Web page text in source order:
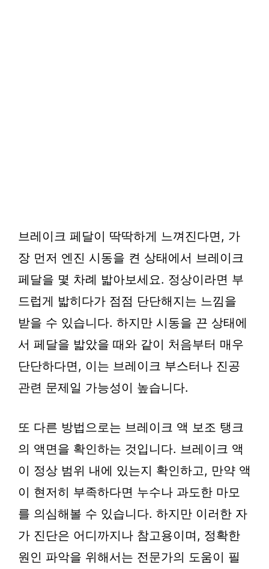
브레이크 페달이 딱딱하게 느껴진다면, 가
장 먼저 엔진 시동을 켠 상태에서 브레이크
페달을 몇 차례 밟아보세요. 정상이라면 부
드럽게 밟히다가 점점 단단해지는 느낌을
받을 수 있습니다. 하지만 시동을 끈 상태에
서 페달을 밟았을 때와 같이 처음부터 매우
단단하다면, 이는 브레이크 부스터나 진공
관련 문제일 가능성이 높습니다.
또 다른 방법으로는 브레이크 액 보조 탱크
의 액면을 확인하는 것입니다. 브레이크 액
이 정상 범위 내에 있는지 확인하고, 만약 액
이 현저히 부족하다면 누수나 과도한 마모
를 의심해볼 수 있습니다. 하지만 이러한 자
가 진단은 어디까지나 참고용이며, 정확한
원인 파악을 위해서는 전문가의 도움이 필